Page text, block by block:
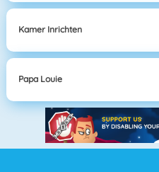
Kamer Inrichten
Papa Louie